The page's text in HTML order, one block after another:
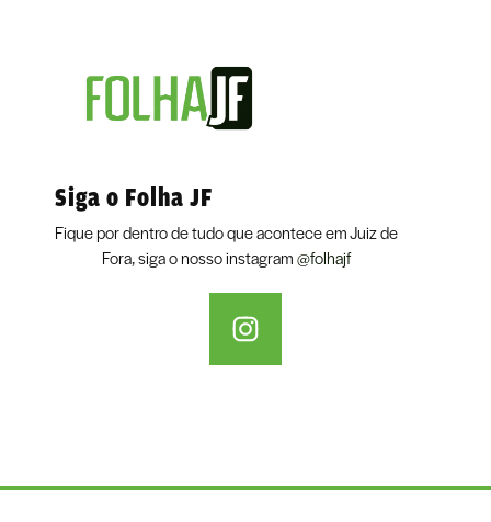
Siga o Folha JF
Fique por dentro de tudo que acontece em Juiz de
Fora, siga o nosso instagram@folhajf